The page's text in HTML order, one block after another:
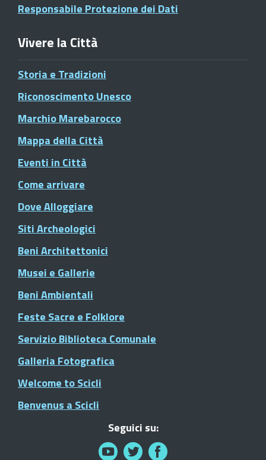
Responsabile Protezione dei Dati
Vivere la Città
Storia e Tradizioni
Riconoscimento Unesco
Marchio Marebarocco
Mappa della Città
Eventi in Città
Come arrivare
Dove Alloggiare
Siti Archeologici
Beni Architettonici
Musei e Gallerie
Beni Ambientali
Feste Sacre e Folklore
Servizio Biblioteca Comunale
Galleria Fotografica
Welcome to Scicli
Benvenus a Scicli
Seguici su: